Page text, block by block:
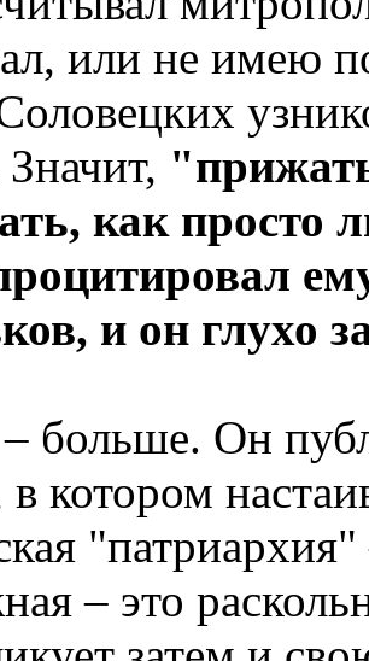
или не имею
как просто
и он глухо
больше. Он
в котором
– это